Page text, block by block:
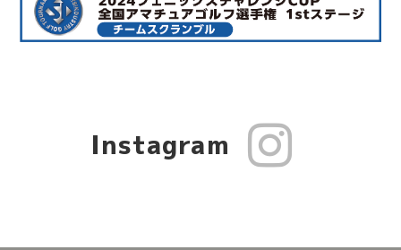
Instagram